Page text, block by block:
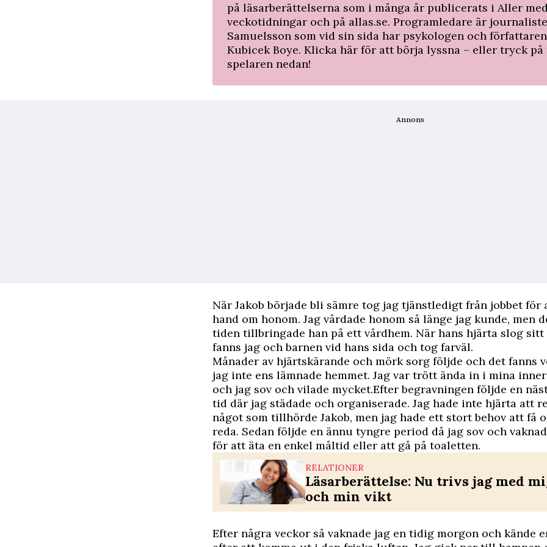
på läsarberättelserna som i många år publicerats i Aller
veckotidningar och på allas.se. Programledare är
Samuelsson som vid sin sida har psykologen och
Kubicek Boye. Klicka här för att börja lyssna – eller tryck på
spelaren nedan!
Annons
När Jakob började bli sämre tog jag tjänstledigt från jobbet för
hand om honom. Jag vårdade honom så länge jag kunde, men
tiden tillbringade han på ett vårdhem. När hans hjärta slog sitt
fanns jag och barnen vid hans sida och tog farväl.
Månader av hjärtskärande och mörk sorg följde och det fanns
jag inte ens lämnade hemmet. Jag var trött ända in i mina
och jag sov och vilade mycket.Efter begravningen följde en
tid där jag städade och organiserade. Jag hade inte hjärta att
något som tillhörde Jakob, men jag hade ett stort behov att få
reda. Sedan följde en ännu tyngre period då jag sov och
för att äta en enkel måltid eller att gå på toaletten.
RELATIONER
Läsarberättelse: Nu trivs jag med
och min vikt
Efter några veckor så vaknade jag en tidig morgon och kände